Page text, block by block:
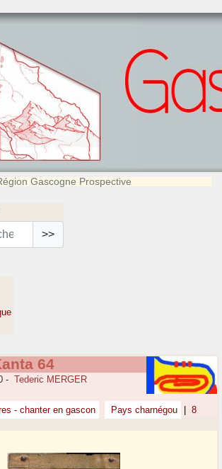
Gascogne Prospective
>>
64
- Tederic MERGER
- chanter en gascon Pays charnégou 8